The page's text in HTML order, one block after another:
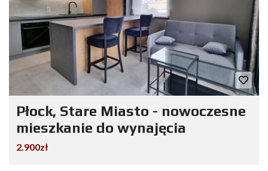
Płock, Stare Miasto - nowoczesne
mieszkanie do wynajęcia
2.900zł